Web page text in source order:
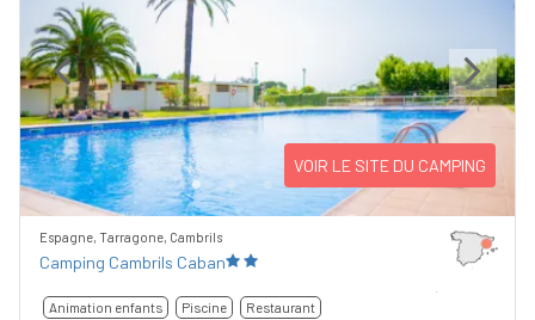
Previous Next
VOIR LE SITE DU CAMPING
Espagne, Tarragone, Cambrils
Camping Cambrils Caban
Animation enfants Piscine Restaurant